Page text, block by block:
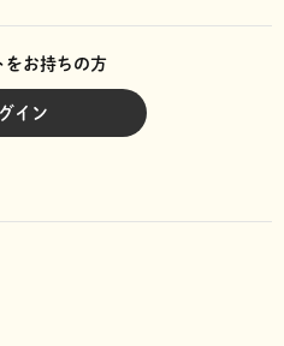
をお持ちの方
イン